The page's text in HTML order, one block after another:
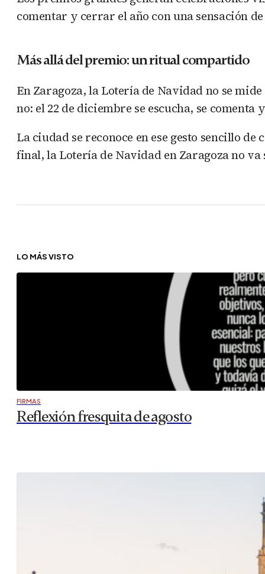
comentar y cerrar el año con una sensación
Más allá del premio: un ritual compartido
En Zaragoza, la Lotería de Navidad no se
no: el 22 de diciembre se escucha, se comenta
La ciudad se reconoce en ese gesto sencillo
final, la Lotería de Navidad en Zaragoza no va
LO MÁS VISTO
FIRMAS
Reflexión fresquita de agosto